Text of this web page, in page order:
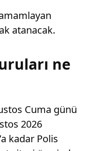
atanacak.
ne
Cuma günü
2026
kadar Polis